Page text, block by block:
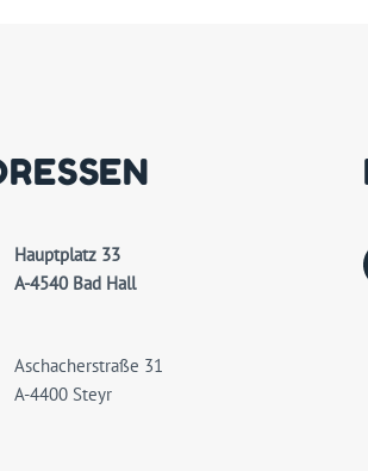
Hauptplatz 33
A-4540 Bad Hall
Aschacherstraße 31
A-4400 Steyr